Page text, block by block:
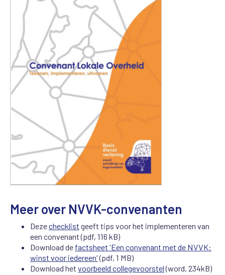
Meer over NVVK-convenanten
Dezechecklist geeft tips voor het implementeren van
een convenant (pdf, 116 kB)
Download de factsheet 'Een convenant met de NVVK:
winst voor iedereen'(pdf, 1 MB)
Download het voorbeeld collegevoorstel(word, 234kB)